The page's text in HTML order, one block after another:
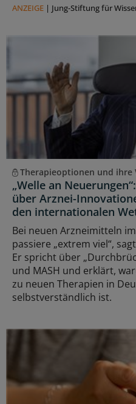
ANZEIGE | Jung-Stiftung für
Therapieoptionen und ihre
„Welle an
über Arznei-
den internationalen
Bei neuen Arzneimitteln
passiere „extrem viel“,
Er spricht über
und MASH und erklärt,
zu neuen Therapien in
selbstverständlich ist.